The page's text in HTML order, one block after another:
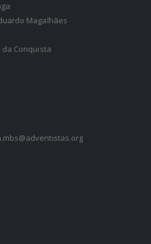
Magalhães
da Conquista